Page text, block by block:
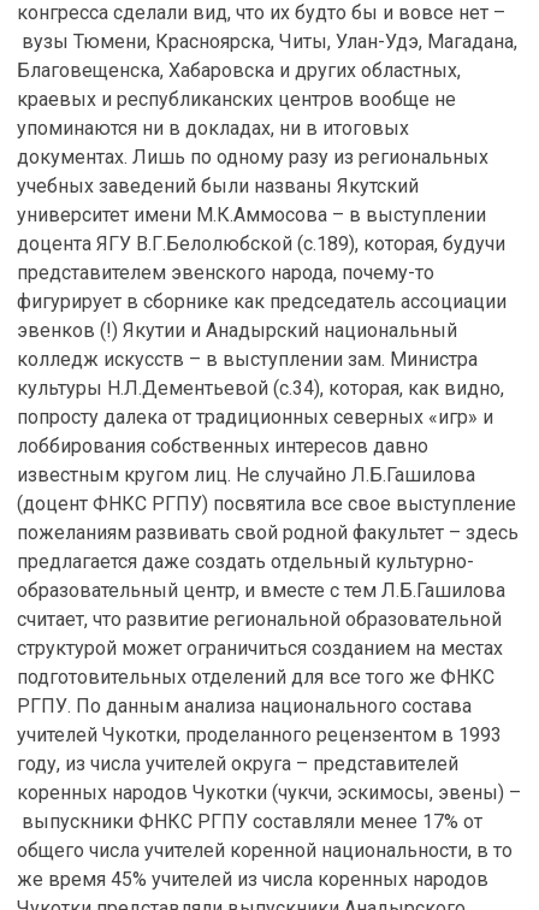
конгресса сделали вид, что их будто бы и вовсе нет –
вузы Тюмени, Красноярска, Читы, Улан-Удэ, Магадана,
Благовещенска, Хабаровска и других областных,
краевых и республиканских центров вообще не
упоминаются ни в докладах, ни в итоговых
документах. Лишь по одному разу из региональных
учебных заведений были названы Якутский
университет имени М.К.Аммосова – в выступлении
доцента ЯГУ В.Г.Белолюбской (с.189), которая, будучи
представителем эвенского народа, почему-то
фигурирует в сборнике как председатель ассоциации
эвенков (!) Якутии и Анадырский национальный
колледж искусств – в выступлении зам. Министра
культуры Н.Л.Дементьевой (с.34), которая, как видно,
попросту далека от традиционных северных «игр» и
лоббирования собственных интересов давно
известным кругом лиц. Не случайно Л.Б.Гашилова
(доцент ФНКС РГПУ) посвятила все свое выступление
пожеланиям развивать свой родной факультет – здесь
предлагается даже создать отдельный культурно-
образовательный центр, и вместе с тем Л.Б.Гашилова
считает, что развитие региональной образовательной
структурой может ограничиться созданием на местах
подготовительных отделений для все того же ФНКС
РГПУ. По данным анализа национального состава
учителей Чукотки, проделанного рецензентом в 1993
году, из числа учителей округа – представителей
коренных народов Чукотки (чукчи, эскимосы, эвены) –
выпускники ФНКС РГПУ составляли менее 17% от
общего числа учителей коренной национальности, в то
же время 45% учителей из числа коренных народов